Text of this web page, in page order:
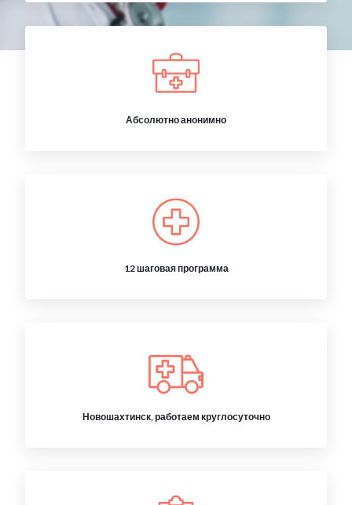
Абсолютно анонимно
12 шаговая программа
Новошахтинск, работаем круглосуточно